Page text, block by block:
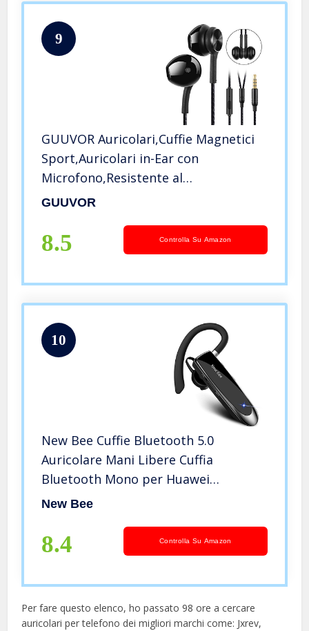
9
GUUVOR Auricolari,Cuffie Magnetici
Sport,Auricolari in-Ear con
Microfono,Resistente al
Sudore,Isolamento del Rumore,Alta
Samsung,LG,Xiaomi, Huawei etc-
Nero
GUUVOR
8.5 Controlla Su Amazon
10
New Bee Cuffie Bluetooth 5.0
Auricolare Mani Libere Cuffia
Bluetooth Mono per Huawei
Samsung iPhone Cellulari Android
New Bee
8.4 Controlla Su Amazon
Per fare questo elenco, ho passato 98 ore a cercare
auricolari per telefono dei migliori marchi come: Jxrev,